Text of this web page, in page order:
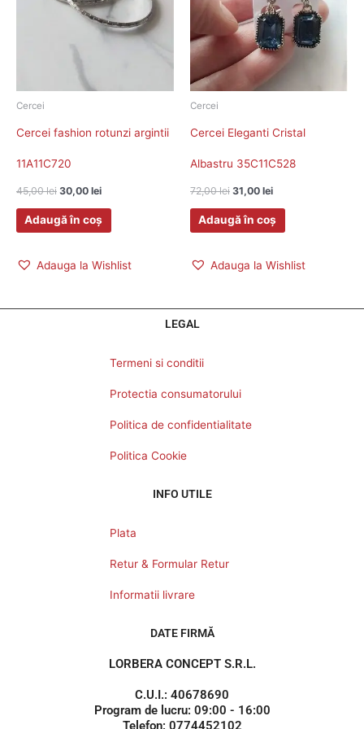
Cercei
Cercei fashion rotunzi argintii
11A11C720
45,00lei 30,00 lei
Adaugă în coș
Adauga la Wishlist
Cercei
Cercei Eleganti Cristal
Albastru 35C11C528
72,00lei 31,00 lei
Adaugă în coș
Adauga la Wishlist
LEGAL
Termeni si conditii
Protectia consumatorului
Politica de confidentialitate
Politica Cookie
INFO UTILE
Plata
Retur & Formular Retur
Informatii livrare
DATE FIRMĂ
LORBERA CONCEPT S.R.L.
C.U.I.: 40678690
Program de lucru: 09:00 - 16:00
Telefon: 0774452102